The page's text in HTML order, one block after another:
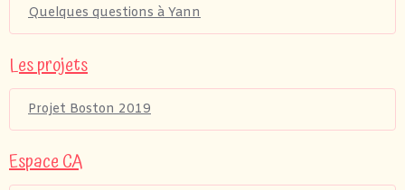
Quelques questions à Yann
Les projets
Projet Boston 2019
Espace CA